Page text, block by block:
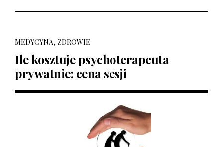
MEDYCYNA, ZDROWIE
Ile kosztuje psychoterapeuta
prywatnie: cena sesji